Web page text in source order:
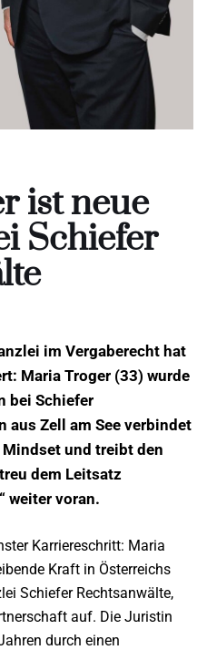
ist neue
Schiefer
im Vergaberecht hat
Maria Troger (33) wurde
bei Schiefer
aus Zell am See verbindet
und treibt den
dem Leitsatz
weiter voran.
Karriereschritt: Maria
Kraft in Österreichs
Schiefer Rechtsanwälte,
auf. Die Juristin
durch einen